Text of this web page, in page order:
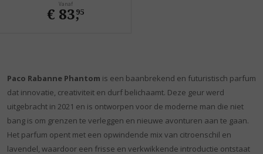
Vanaf
€ 83,
95
Paco Rabanne Phantom is een baanbrekend en futuristisch parfum
dat innovatie, creativiteit en durf belichaamt. Deze geur werd
uitgebracht in 2021 en is ontworpen voor de moderne man die niet
bang is om grenzen te verleggen en nieuwe avonturen aan te gaan.
Het parfum opent met een opwindende mix van citroenschil en
lavendel, waardoor een frisse en verkwikkende introductie ontstaat